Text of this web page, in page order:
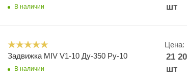
В наличии
шт
Задвижка MIV V1-10 Ду-350 Ру-10
В наличии
Цена:
21
шт